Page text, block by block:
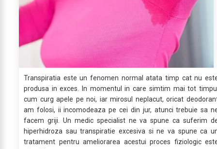
Transpiratia este un fenomen normal atata timp cat nu
produsa in exces. In momentul in care simtim mai tot
cum curg apele pe noi, iar mirosul neplacut, oricat
am folosi, ii incomodeaza pe cei din jur, atunci trebuie sa
facem griji. Un medic specialist ne va spune ca suferim
hiperhidroza sau transpiratie excesiva si ne va spune ca
tratament pentru ameliorarea acestui proces fiziologic